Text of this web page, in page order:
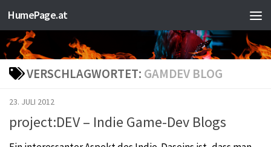
Zum Inhalt springen
HumePage.at
VERSCHLAGWORTET: GAMDEV BLOG
23. JULI 2012
project:DEV – Indie Game-Dev Blogs